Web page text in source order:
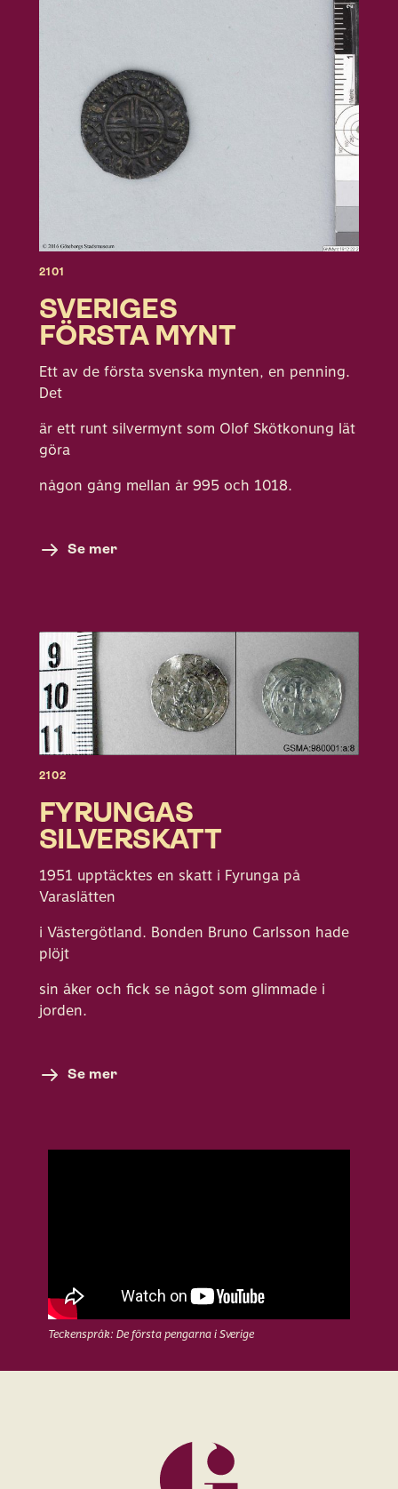
2101
SVERIGES
FÖRSTA MYNT
Ett av de första svenska mynten, en penning.
Det
är ett runt silvermynt som Olof Skötkonung lät
göra
någon gång mellan år 995 och 1018.
Se mer
2102
FYRUNGAS
SILVERSKATT
1951 upptäcktes en skatt i Fyrunga på
Varaslätten
i Västergötland. Bonden Bruno Carlsson hade
plöjt
sin åker och fick se något som glimmade i
jorden.
Se mer
Teckenspråk: De första pengarna i Sverige